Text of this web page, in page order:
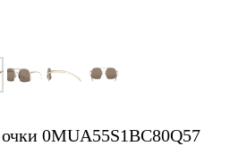
0MUA55S1BC80Q57